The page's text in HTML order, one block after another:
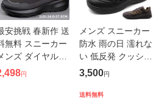
安挑戦 春新作 送
無料 スニーカー
ンズ ダイヤル式
ニーカー 回転ボ
円
メンズ スニーカー
防水 雨の日 濡れな
い 低反発 クッショ
ン 幅広 3E 滑りに
ブラック 茶 ダーク
3,500円
送料無料